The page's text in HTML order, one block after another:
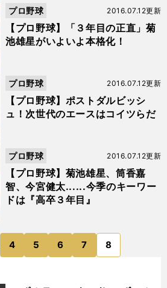
【プロ野球】「３年目の正直」菊
池雄星がいよいよ本格化！
2016.07.12更新
プロ野球
【プロ野球】ポストダルビッシ
ュ！次世代のエースはコイツらだ
2016.07.12更新
プロ野球
【プロ野球】菊池雄星、筒香嘉
智、今宮健太......今季のキーワー
ドは『高卒３年目』
2016.07.12更新
プロ野球
4 5 6 7 8